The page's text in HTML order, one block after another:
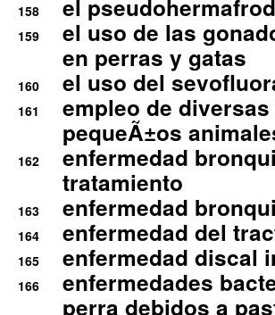
158 el
159
el uso de las
en perras y gatas
160 el uso del
161
empleo de
pequeÃ±os
162
enfermedad
tratamiento
163 enfermedad
164 enfermedad del
165 enfermedad discal
166
enfermedades
perra debidos a